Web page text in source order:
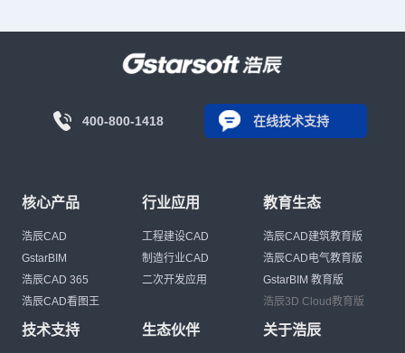
400-800-1418 在线技术支持
核心产品
浩辰CAD
GstarBIM
浩辰CAD 365
浩辰CAD看图王
行业应用
工程建设CAD
制造行业CAD
二次开发应用
教育生态
浩辰CAD建筑教育版
浩辰CAD电气教育版
GstarBIM 教育版
浩辰3D Cloud教育版
技术支持 生态伙伴 关于浩辰